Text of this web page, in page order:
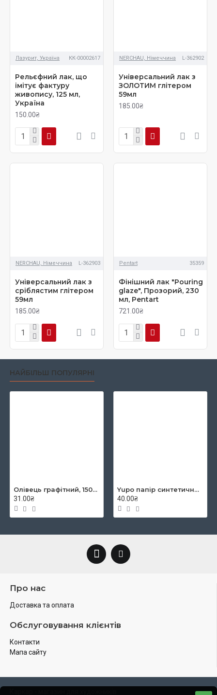
Лазурит, Україна КК-00002617
Рельєфний лак, що
імітує фактуру
живопису, 125 мл,
Україна
150.00₴
NERCHAU, Німеччина L-362902
Універсальний лак з
ЗОЛОТИМ глітером
59мл
185.00₴
NERCHAU, Німеччина L-362903
Універсальний лак з
сріблястим глітером
59мл
185.00₴
Pentart 35359
Фінішний лак "Pouring
glaze", Прозорий, 230
мл, Pentart
721.00₴
НАЙБІЛЬШ ПОПУЛЯРНІ
Олівець графітний, 1500, 2B, KOH-I-NOOR
31.00₴
Yupo папір синтетичний YUPO-Blue 234g 300µ, 460x320 mm
40.00₴
Про нас
Доставка та оплата
Обслуговування клієнтів
Контакти
Мапа сайту